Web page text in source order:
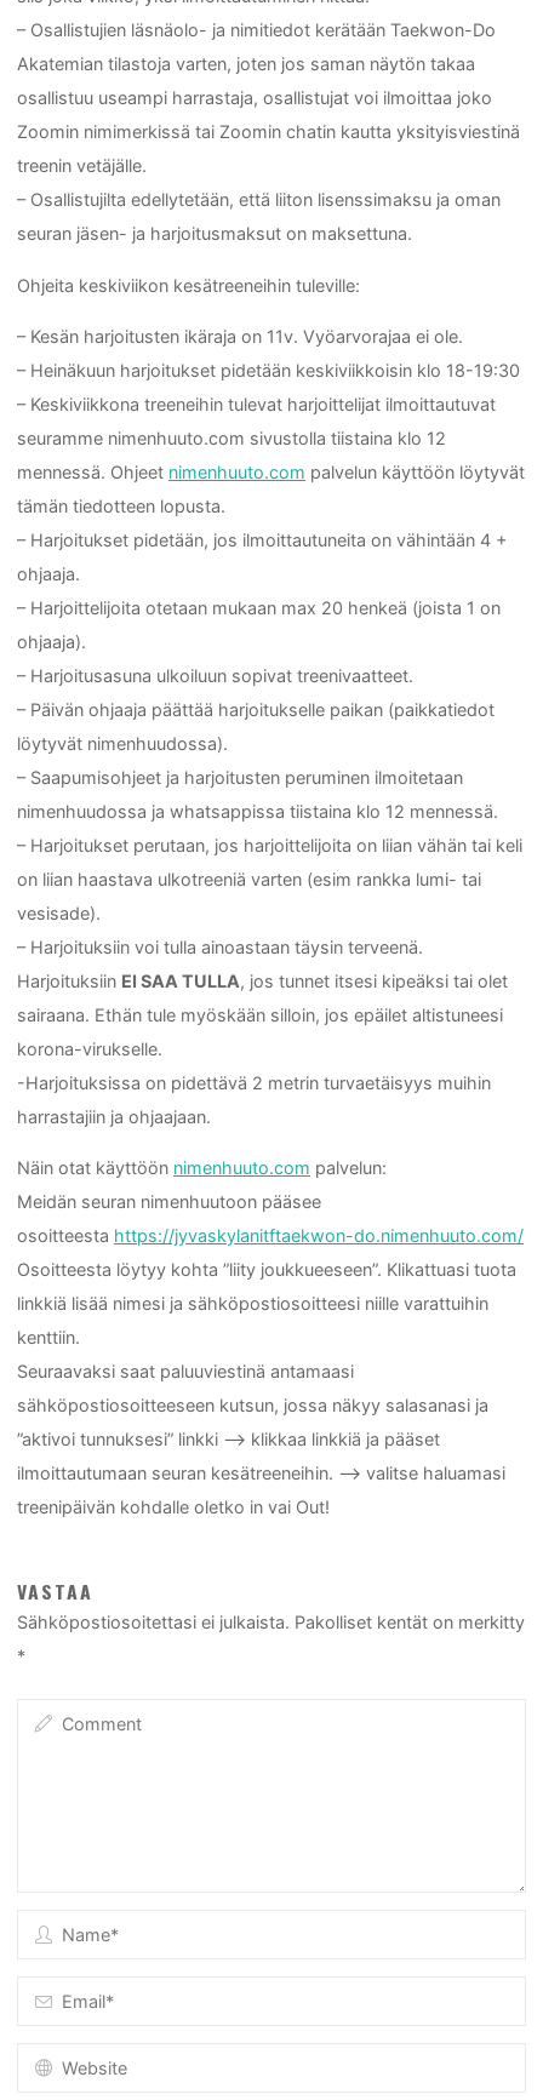
– Osallistujien läsnäolo- ja nimitiedot kerätään Taekwon-Do
Akatemian tilastoja varten, joten jos saman näytön takaa
osallistuu useampi harrastaja, osallistujat voi ilmoittaa joko
Zoomin nimimerkissä tai Zoomin chatin kautta yksityisviestinä
treenin vetäjälle.
– Osallistujilta edellytetään, että liiton lisenssimaksu ja oman
seuran jäsen- ja harjoitusmaksut on maksettuna.
Ohjeita keskiviikon kesätreeneihin tuleville:
– Kesän harjoitusten ikäraja on 11v. Vyöarvorajaa ei ole.
– Heinäkuun harjoitukset pidetään keskiviikkoisin klo 18-19:30
– Keskiviikkona treeneihin tulevat harjoittelijat ilmoittautuvat
seuramme nimenhuuto.com sivustolla tiistaina klo 12
mennessä. Ohjeet nimenhuuto.com palvelun käyttöön löytyvät
tämän tiedotteen lopusta.
– Harjoitukset pidetään, jos ilmoittautuneita on vähintään 4 +
ohjaaja.
– Harjoittelijoita otetaan mukaan max 20 henkeä (joista 1 on
ohjaaja).
– Harjoitusasuna ulkoiluun sopivat treenivaatteet.
– Päivän ohjaaja päättää harjoitukselle paikan (paikkatiedot
löytyvät nimenhuudossa).
– Saapumisohjeet ja harjoitusten peruminen ilmoitetaan
nimenhuudossa ja whatsappissa tiistaina klo 12 mennessä.
– Harjoitukset perutaan, jos harjoittelijoita on liian vähän tai keli
on liian haastava ulkotreeniä varten (esim rankka lumi- tai
vesisade).
– Harjoituksiin voi tulla ainoastaan täysin terveenä.
Harjoituksiin EI SAA TULLA, jos tunnet itsesi kipeäksi tai olet
sairaana. Ethän tule myöskään silloin, jos epäilet altistuneesi
korona-virukselle.
-Harjoituksissa on pidettävä 2 metrin turvaetäisyys muihin
harrastajiin ja ohjaajaan.
Näin otat käyttöön nimenhuuto.com palvelun:
Meidän seuran nimenhuutoon pääsee
osoitteesta https://jyvaskylanitftaekwon-do.nimenhuuto.com/
Osoitteesta löytyy kohta ”liity joukkueeseen”. Klikattuasi tuota
linkkiä lisää nimesi ja sähköpostiosoitteesi niille varattuihin
kenttiin.
Seuraavaksi saat paluuviestinä antamaasi
sähköpostiosoitteeseen kutsun, jossa näkyy salasanasi ja
”aktivoi tunnuksesi” linkki –> klikkaa linkkiä ja pääset
ilmoittautumaan seuran kesätreeneihin. –> valitse haluamasi
treenipäivän kohdalle oletko in vai Out!
VASTAA
Sähköpostiosoitettasi ei julkaista. Pakolliset kentät on merkitty
*